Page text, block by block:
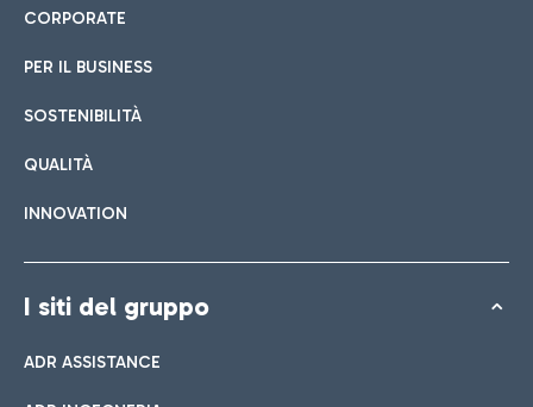
CORPORATE
PER IL BUSINESS
SOSTENIBILITÀ
QUALITÀ
INNOVATION
I siti del gruppo
ADR ASSISTANCE